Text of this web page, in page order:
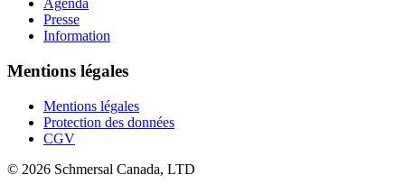
Agenda
Presse
Information
Mentions légales
Mentions légales
Protection des données
CGV
© 2026 Schmersal Canada, LTD